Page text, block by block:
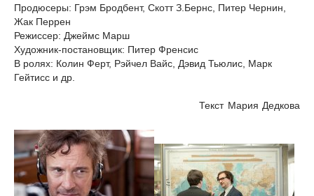
Продюсеры: Грэм Бродбент, Скотт З.Бернс, Питер Чернин,
Жак Перрен
Режиссер: Джеймс Марш
Художник-постановщик: Питер Френсис
В ролях: Колин Ферт, Рэйчел Вайс, Дэвид Тьюлис, Марк
Гейтисс и др.
Текст Мария Дедкова